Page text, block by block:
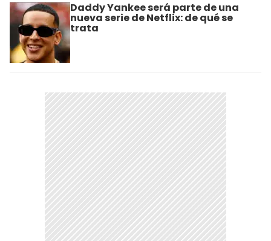
Daddy Yankee será parte de una
nueva serie de Netflix: de qué se
trata